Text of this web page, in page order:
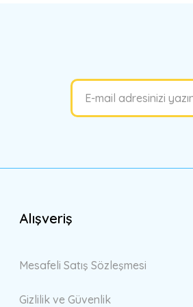
Alışveriş
Mesafeli Satış Sözleşmesi
Gizlilik ve Güvenlik